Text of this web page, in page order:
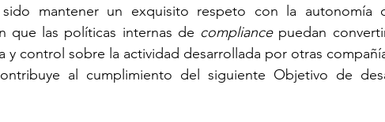
mantener un exquisito respeto con la autonomía
que las políticas internas de compliance puedan
y control sobre la actividad desarrollada por otras
al cumplimiento del siguiente Objetivo de